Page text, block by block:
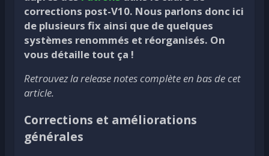
corrections post-V10. Nous parlons donc ici
de plusieurs fix ainsi que de quelques
systèmes renommés et réorganisés. On
vous détaille tout ça !
Retrouvez la release notes complète en bas de cet
article.
Corrections et améliorations
générales